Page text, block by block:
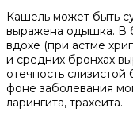
Кашель может быть
выражена одышка. В
вдохе (при астме
и средних бронхах
отечность
фоне заболевания
ларингита, трахеита.